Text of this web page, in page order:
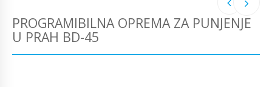
PROGRAMIBILNA OPREMA ZA PUNJENJE
U PRAH BD-45